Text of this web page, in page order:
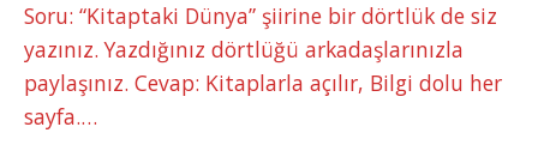
Soru: “Kitaptaki Dünya” şiirine bir dörtlük de siz
yazınız. Yazdığınız dörtlüğü arkadaşlarınızla
paylaşınız. Cevap: Kitaplarla açılır, Bilgi dolu her
sayfa.…